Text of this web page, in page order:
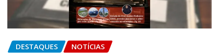
DESTAQUES NOTÍCIAS